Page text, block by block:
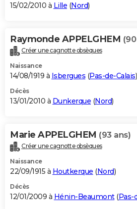
15/02/2010 à Lille (Nord)
Raymonde APPELGHEM
Créer une cagnotte obsèques
Naissance
14/08/1919 à Isbergues (Pas-de-Calais)
Décès
13/01/2010 à Dunkerque (Nord)
Marie APPELGHEM (93 ans)
Créer une cagnotte obsèques
Naissance
22/09/1915 à Houtkerque (Nord)
Décès
12/01/2009 à Hénin-Beaumont(Pas-